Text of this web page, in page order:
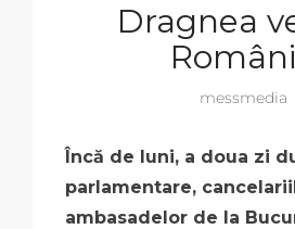
Dragnea
messmedia
Încă de luni, a doua zi
parlamentare,
ambasadelor de la